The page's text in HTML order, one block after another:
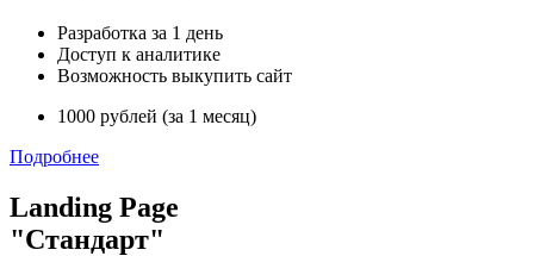
Разработка за 1 день
Доступ к аналитике
Возможность выкупить сайт
1000 рублей (за 1 месяц)
Подробнее
Landing Page
"Стандарт"